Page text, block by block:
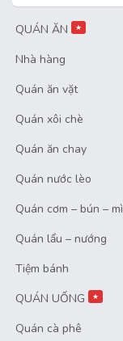
QUÁN ĂN ★
Nhà hàng
Quán ăn vặt
Quán xôi chè
Quán ăn chay
Quán nước lèo
Quán cơm – bún – mì
Quán lẩu – nướng
Tiệm bánh
QUÁN UỐNG
★
Quán cà phê